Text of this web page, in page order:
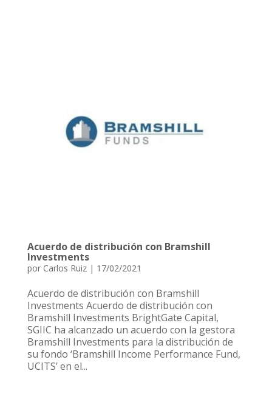
Acuerdo de distribución con Bramshill
Investments
por Carlos Ruiz| 17/02/2021
Acuerdo de distribución con Bramshill
Investments Acuerdo de distribución con
Bramshill Investments BrightGate Capital,
SGIIC ha alcanzado un acuerdo con la gestora
Bramshill Investments para la distribución de
su fondo ‘Bramshill Income Performance Fund,
UCITS’ en el...